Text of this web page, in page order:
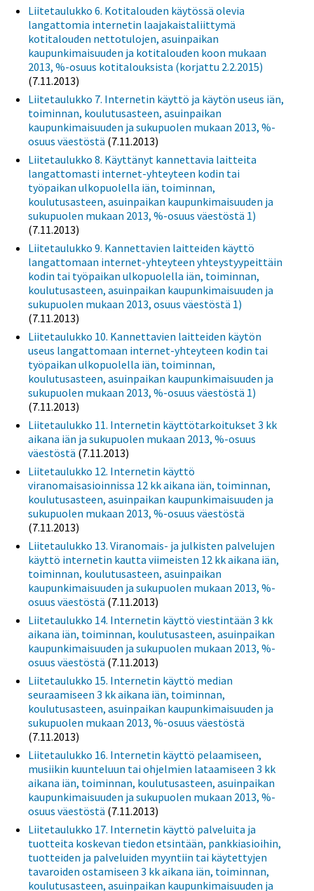
Liitetaulukko 6. Kotitalouden käytössä olevia
langattomia internetin laajakaistaliittymä
kotitalouden nettotulojen, asuinpaikan
kaupunkimaisuuden ja kotitalouden koon mukaan
2013, %-osuus kotitalouksista (korjattu 2.2.2015)
(7.11.2013)
Liitetaulukko 7. Internetin käyttö ja käytön useus iän,
toiminnan, koulutusasteen, asuinpaikan
kaupunkimaisuuden ja sukupuolen mukaan 2013, %-
osuus väestöstä (7.11.2013)
Liitetaulukko 8. Käyttänyt kannettavia laitteita
langattomasti internet-yhteyteen kodin tai
työpaikan ulkopuolella iän, toiminnan,
koulutusasteen, asuinpaikan kaupunkimaisuuden ja
sukupuolen mukaan 2013, %-osuus väestöstä 1)
(7.11.2013)
Liitetaulukko 9. Kannettavien laitteiden käyttö
langattomaan internet-yhteyteen yhteystyypeittäin
kodin tai työpaikan ulkopuolella iän, toiminnan,
koulutusasteen, asuinpaikan kaupunkimaisuuden ja
sukupuolen mukaan 2013, osuus väestöstä 1)
(7.11.2013)
Liitetaulukko 10. Kannettavien laitteiden käytön
useus langattomaan internet-yhteyteen kodin tai
työpaikan ulkopuolella iän, toiminnan,
koulutusasteen, asuinpaikan kaupunkimaisuuden ja
sukupuolen mukaan 2013, %-osuus väestöstä 1)
(7.11.2013)
Liitetaulukko 11. Internetin käyttötarkoitukset 3 kk
aikana iän ja sukupuolen mukaan 2013, %-osuus
väestöstä (7.11.2013)
Liitetaulukko 12. Internetin käyttö
viranomaisasioinnissa 12 kk aikana iän, toiminnan,
koulutusasteen, asuinpaikan kaupunkimaisuuden ja
sukupuolen mukaan 2013, %-osuus väestöstä
(7.11.2013)
Liitetaulukko 13. Viranomais- ja julkisten palvelujen
käyttö internetin kautta viimeisten 12 kk aikana iän,
toiminnan, koulutusasteen, asuinpaikan
kaupunkimaisuuden ja sukupuolen mukaan 2013, %-
osuus väestöstä (7.11.2013)
Liitetaulukko 14. Internetin käyttö viestintään 3 kk
aikana iän, toiminnan, koulutusasteen, asuinpaikan
kaupunkimaisuuden ja sukupuolen mukaan 2013, %-
osuus väestöstä (7.11.2013)
Liitetaulukko 15. Internetin käyttö median
seuraamiseen 3 kk aikana iän, toiminnan,
koulutusasteen, asuinpaikan kaupunkimaisuuden ja
sukupuolen mukaan 2013, %-osuus väestöstä
(7.11.2013)
Liitetaulukko 16. Internetin käyttö pelaamiseen,
musiikin kuunteluun tai ohjelmien lataamiseen 3 kk
aikana iän, toiminnan, koulutusasteen, asuinpaikan
kaupunkimaisuuden ja sukupuolen mukaan 2013, %-
osuus väestöstä (7.11.2013)
Liitetaulukko 17. Internetin käyttö palveluita ja
tuotteita koskevan tiedon etsintään, pankkiasioihin,
tuotteiden ja palveluiden myyntiin tai käytettyjen
tavaroiden ostamiseen 3 kk aikana iän, toiminnan,
koulutusasteen, asuinpaikan kaupunkimaisuuden ja